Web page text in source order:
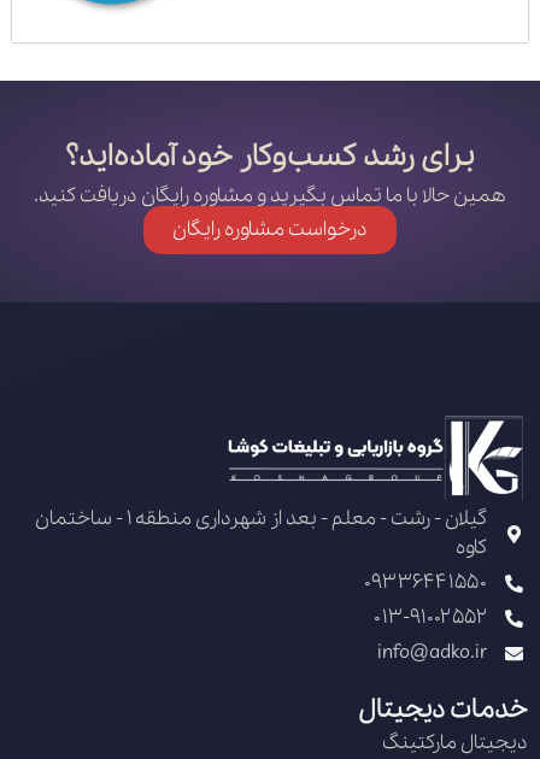
برای رشد کسب‌وکار خود آماده‌اید؟
همین حالا با ما تماس بگیرید و مشاوره رایگان دریافت کنید.
درخواست مشاوره رایگان
گیلان - رشت - معلم - بعد از شهرداری منطقه 1 - ساختمان
کاوه
09336441550
013-91002552
info@adko.ir
خدمات دیجیتال
دیجیتال مارکتینگ